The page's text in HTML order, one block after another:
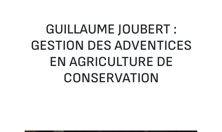
GUILLAUME JOUBERT :
GESTION DES ADVENTICES
EN AGRICULTURE DE
CONSERVATION